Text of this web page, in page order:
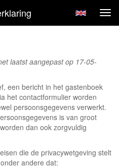
laatst aangepast op 17-05-
een bericht in het gastenboek
het contactformulier worden
persoonsgegevens verwerkt.
is van groot
dan ook zorgvuldig
die de privacywetgeving stelt
andere dat: